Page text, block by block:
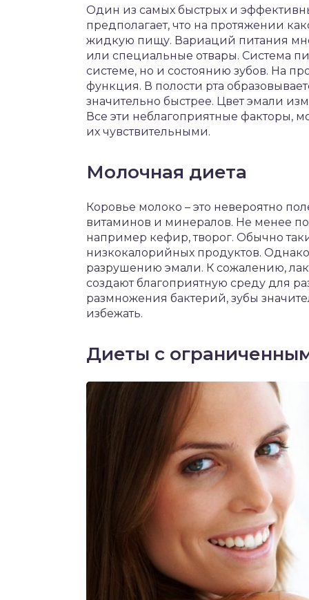
Один из самых быстрых и
предполагает, что на протяжении
жидкую пищу. Вариаций питания
или специальные отвары. Система
системе, но и состоянию зубов. На
функция. В полости рта
значительно быстрее. Цвет эмали
Все эти неблагоприятные факторы,
их чувствительными.
Молочная диета
Коровье молоко – это невероятно
витаминов и минералов. Не менее
например кефир, творог. Обычно
низкокалорийных продуктов.
разрушению эмали. К сожалению,
создают благоприятную среду для
размножения бактерий, зубы
избежать.
Диеты с